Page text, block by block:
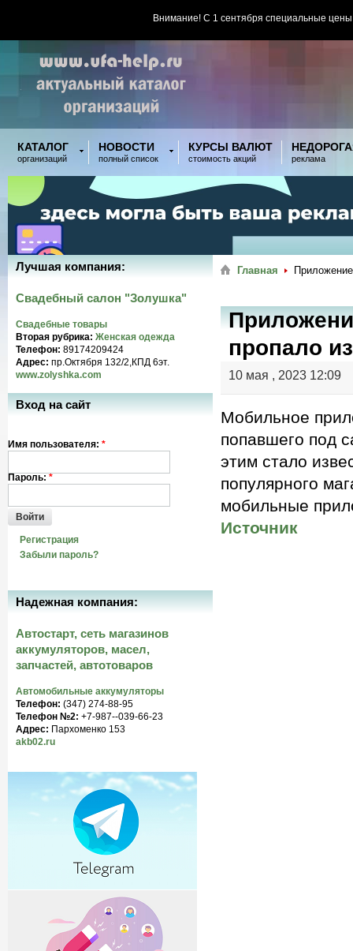
Внимание! С 1 сентября специальные
КАТАЛОГ
организаций
НОВОСТИ
полный список
КУРСЫ ВАЛЮТ
стоимость акций реклама
Главная
пропало
10 мая , 2023 12:09
Мобильное
попавшего под
этим стало
популярного
мобильные
Источник
Лучшая компания:
Свадебный салон "Золушка"
Свадебные товары
Вторая рубрика: Женская одежда
Телефон: 89174209424
Адрес: пр.Октября 132/2,КПД 6эт.
www.zolyshka.com
Вход на сайт
Имя пользователя: *
Пароль: *
Войти
Регистрация
Забыли пароль?
Надежная компания:
Автостарт, сеть магазинов
аккумуляторов, масел,
запчастей, автотоваров
Автомобильные аккумуляторы
Телефон: (347) 274-88-95
Телефон №2: +7-987--039-66-23
Адрес: Пархоменко 153
akb02.ru